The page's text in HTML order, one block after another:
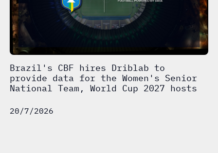
Brazil's CBF hires Driblab to
provide data for the Women's Senior
National Team, World Cup 2027 hosts
20/7/2026